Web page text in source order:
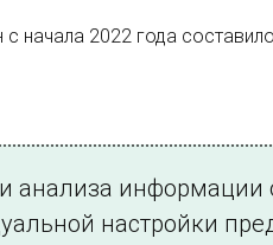
2022 года составило
анализа информации
настройки